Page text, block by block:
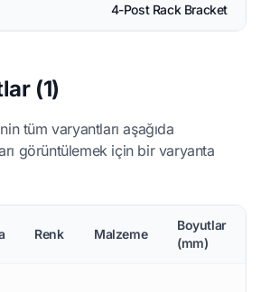
4-Post Rack Bracket
(1)
tüm varyantları aşağıda
görüntülemek için bir varyanta
Renk Malzeme
Boyutlar
(mm)